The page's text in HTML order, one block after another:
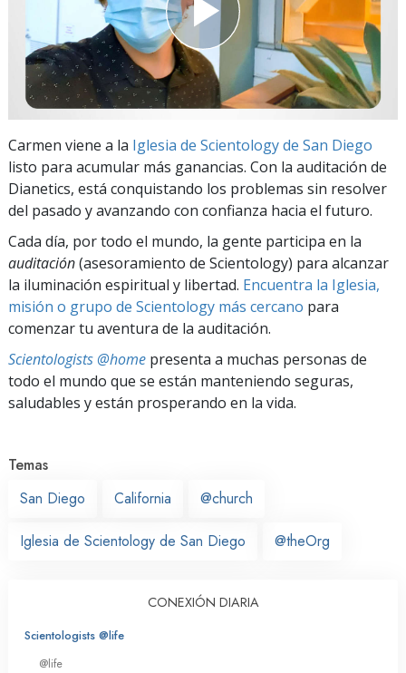
Carmen viene a la Iglesia de Scientology de San Diego
listo para acumular más ganancias. Con la auditación de
Dianetics, está conquistando los problemas sin resolver
del pasado y avanzando con confianza hacia el futuro.
Cada día, por todo el mundo, la gente participa en la
auditación(asesoramiento de Scientology) para alcanzar
la iluminación espiritual y libertad. Encuentra la Iglesia,
misión o grupo de Scientology más cercano para
comenzar tu aventura de la auditación.
Scientologists @home presenta a muchas personas de
todo el mundo que se están manteniendo seguras,
saludables y están prosperando en la vida.
Temas
San Diego
California @church
Iglesia de Scientology de San Diego @theOrg
CONEXIÓN DIARIA
Scientologists @life
@life